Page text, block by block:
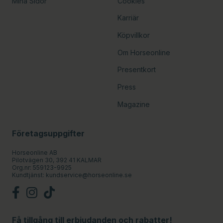
Karriär
Köpvillkor
Om Horseonline
Presentkort
Press
Magazine
Företagsuppgifter
Horseonline AB
Pilotvägen 30, 392 41 KALMAR
Org.nr: 559123-9925
Kundtjänst: kundservice@horseonline.se
Få tillgång till erbjudanden och rabatter!